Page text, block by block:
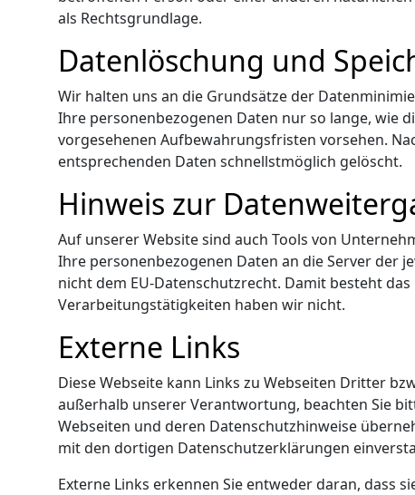
als Rechtsgrundlage.
Datenlöschung und
Wir halten uns an die Grundsätze der
Ihre personenbezogenen Daten nur so lange, wie
vorgesehenen Aufbewahrungsfristen vorsehen.
entsprechenden Daten schnellstmöglich gelöscht.
Hinweis zur
Auf unserer Website sind auch Tools von
Ihre personenbezogenen Daten an die Server der
nicht dem EU-Datenschutzrecht. Damit besteht
Verarbeitungstätigkeiten haben wir nicht.
Externe Links
Diese Webseite kann Links zu Webseiten Dritter
außerhalb unserer Verantwortung, beachten Sie
Webseiten und deren Datenschutzhinweise
mit den dortigen Datenschutzerklärungen
Externe Links erkennen Sie entweder daran, dass